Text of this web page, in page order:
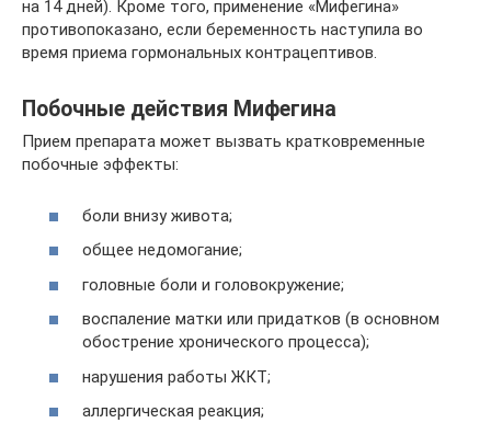
на 14 дней). Кроме того, применение «Мифегина»
противопоказано, если беременность наступила во
время приема гормональных контрацептивов.
Побочные действия Мифегина
Прием препарата может вызвать кратковременные
побочные эффекты:
боли внизу живота;
общее недомогание;
головные боли и головокружение;
воспаление матки или придатков (в основном
обострение хронического процесса);
нарушения работы ЖКТ;
аллергическая реакция;